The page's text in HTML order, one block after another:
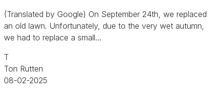
(Translated by Google) On September 24th, we replaced
an old lawn. Unfortunately, due to the very wet autumn,
we had to replace a small…
T
Ton Rutten
08-02-2025